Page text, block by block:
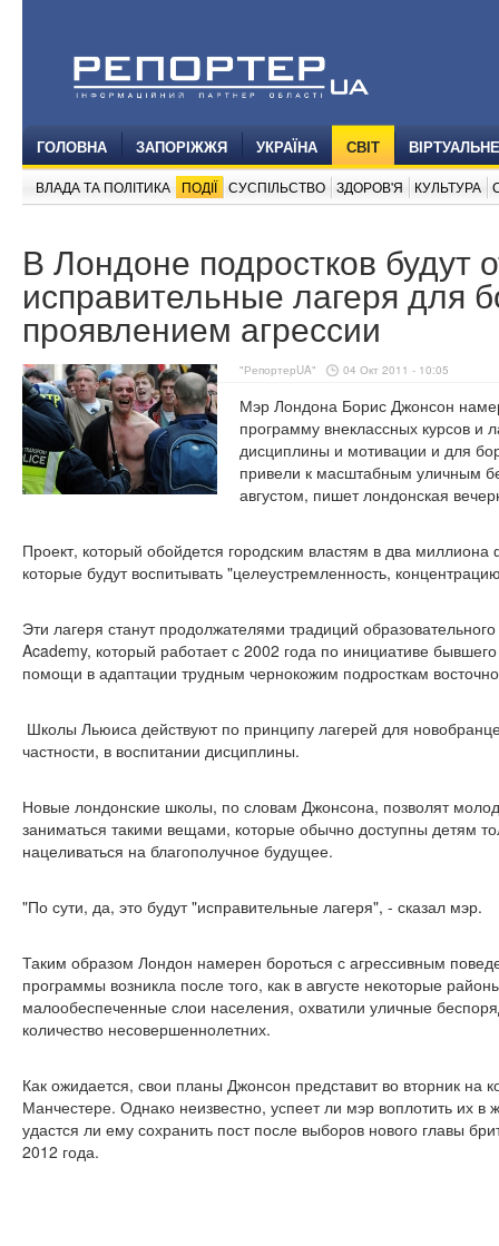
ГОЛОВНА ЗАПОРІЖЖЯ УКРАЇНА СВІТ
ВЛАДА ТА ПОЛІТИКА ПОДІЇ СУСПІЛЬСТВО ЗДОРОВ'Я КУЛЬТУРА
В Лондоне подростков будут
исправительные лагеря для
проявлением агрессии
"РепортерUA" 04 Окт 2011 - 10:05
Мэр Лондона Борис Джонсон
программу внеклассных курсов и
дисциплины и мотивации и для
привели к масштабным уличным
августом, пишет лондонская
Проект, который обойдется городским властям в два миллиона
которые будут воспитывать "целеустремленность,
Эти лагеря станут продолжателями традиций
Academy, который работает с 2002 года по инициативе
помощи в адаптации трудным чернокожим подросткам
Школы Льюиса действуют по принципу лагерей для
частности, в воспитании дисциплины.
Новые лондонские школы, по словам Джонсона, позволят
заниматься такими вещами, которые обычно доступны детям
нацеливаться на благополучное будущее.
"По сути, да, это будут "исправительные лагеря", - сказал мэр.
Таким образом Лондон намерен бороться с агрессивным
программы возникла после того, как в августе некоторые
малообеспеченные слои населения, охватили уличные
количество несовершеннолетних.
Как ожидается, свои планы Джонсон представит во вторник на
Манчестере. Однако неизвестно, успеет ли мэр воплотить их в
удастся ли ему сохранить пост после выборов нового главы
2012 года.